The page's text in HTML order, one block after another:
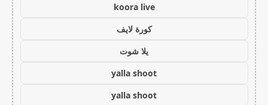
koora live
كورة لايف
يلا شوت
yalla shoot
yalla shoot